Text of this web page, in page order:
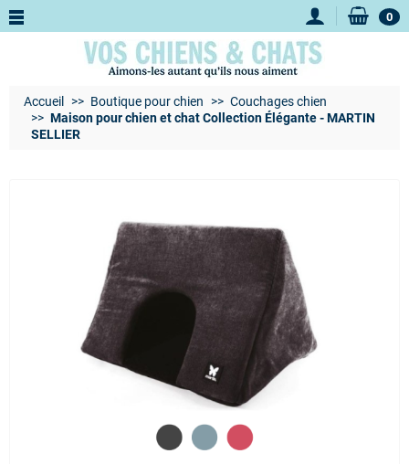
0
Accueil Boutique pour chien
Couchages chien
Maison pour chien et chat Collection Élégante - MARTIN
SELLIER